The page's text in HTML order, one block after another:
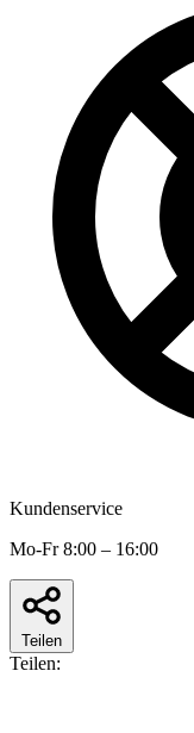
Kundenservice
Mo-Fr 8:00 – 16:00
Teilen
Teilen: